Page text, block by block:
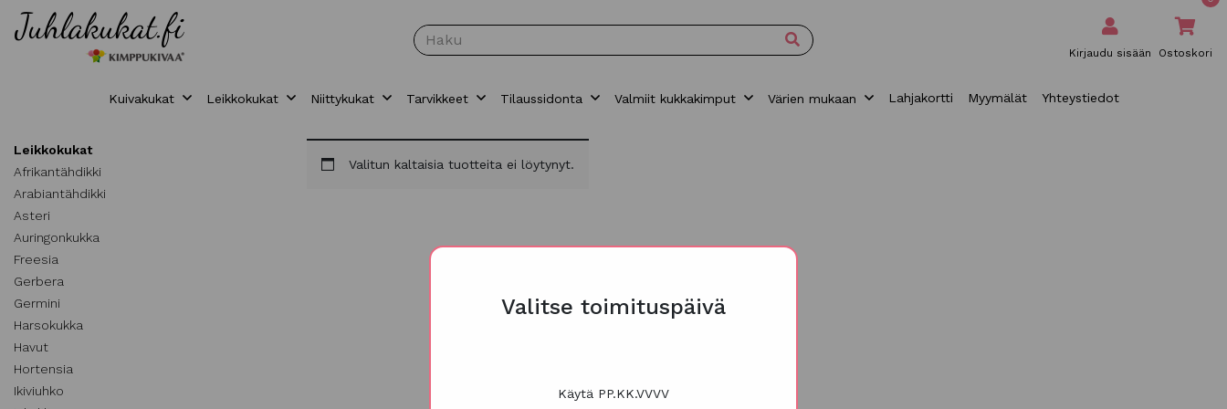
Valitse toimituspäivä
Käytä PP.KK.VVVV
Kirjaudu sisään Ostoskori
Kuivakukat Leikkokukat Niittykukat Tarvikkeet Tilaussidonta Valmiit kukkakimput Värien mukaan Lahjakortti Myymälät Yhteystiedot
Leikkokukat
Afrikantähdikki
Arabiantähdikki
Asteri
Auringonkukka
Freesia
Gerbera
Germini
Harsokukka
Havut
Hortensia
Ikiviuhko
Valitun kaltaisia tuotteita ei löytynyt.